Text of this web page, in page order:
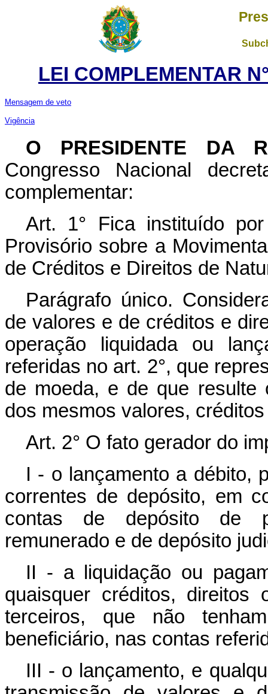
LEI COMPLEMENTAR
Mensagem de veto
Vigência
O PRESIDENTE DA
Congresso Nacional
complementar:
Art. 1° Fica instituído
Provisório sobre a
de Créditos e Direitos de
Parágrafo único.
de valores e de créditos e
operação liquidada ou
referidas no art. 2°, que
de moeda, e de que resulte
dos mesmos valores,
Art. 2° O fato gerador do
I - o lançamento a débito,
correntes de depósito, em
contas de depósito de
remunerado e de depósito
II - a liquidação ou
quaisquer créditos,
terceiros, que não
beneficiário, nas contas
III - o lançamento, e